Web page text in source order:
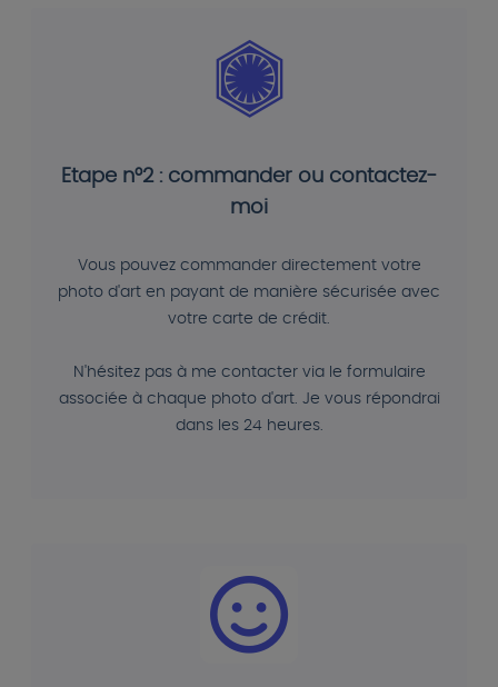
Etape n°2 : commander ou contactez-
moi
Vous pouvez commander directement votre
photo d'art en payant de manière sécurisée avec
votre carte de crédit.
N'hésitez pas à me contacter via le formulaire
associée à chaque photo d'art. Je vous répondrai
dans les 24 heures.